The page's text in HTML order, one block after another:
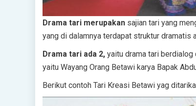
Drama tari merupakan sajian tari yang
yang di dalamnya terdapat struktur dramatis
Drama tari ada 2, yaitu drama tari berdialog
yaitu Wayang Orang Betawi karya Bapak
Berikut contoh Tari Kreasi Betawi yag